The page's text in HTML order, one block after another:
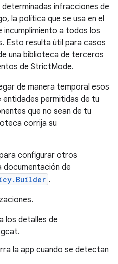
infracciones de
la política que se usa en el
a todos los
Esto resulta útil para casos
una biblioteca de terceros
de StrictMode.
de manera temporal esos
entidades permitidas de tu
que no sean de tu
corrija su
configurar otros
documentación de
.
los detalles de
la app cuando se detectan